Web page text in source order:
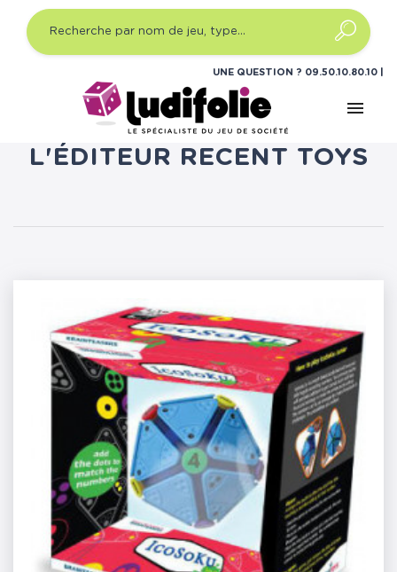
UNE QUESTION ? 09.50.10.80.10
menu
LISTE DES PRODUITS DE
L'ÉDITEUR RECENT TOYS